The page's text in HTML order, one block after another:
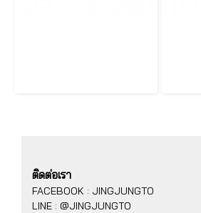
ติดต่อเรา
FACEBOOK : JINGJUNGTO
LINE : @JINGJUNGTO